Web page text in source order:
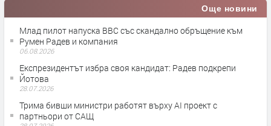
Още новини
Млад пилот напуска ВВС със скандално обръщение към
Румен Радев и компания
06.08.2026
Експрезидентът избра своя кандидат: Радев подкрепи
Йотова
28.07.2026
Трима бивши министри работят върху AI проект с
партньори от САЩ